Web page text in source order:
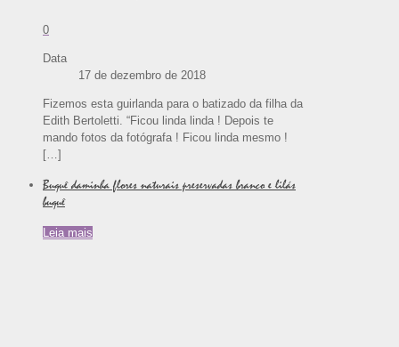
0
Data
17 de dezembro de 2018
Fizemos esta guirlanda para o batizado da filha da
Edith Bertoletti. “Ficou linda linda ! Depois te
mando fotos da fotógrafa ! Ficou linda mesmo !
[…]
Buquê daminha flores naturais preservadas branco e lilás
buquê
Leia mais